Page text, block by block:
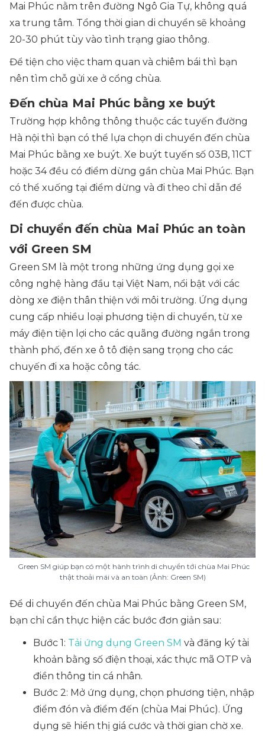
Mai Phúc nằm trên đường Ngô Gia Tự, không quá
xa trung tâm. Tổng thời gian di chuyển sẽ khoảng
20-30 phút tùy vào tình trạng giao thông.
Để tiện cho việc tham quan và chiêm bái thì bạn
nên tìm chỗ gửi xe ở cổng chùa.
Đến chùa Mai Phúc bằng xe buýt
Trường hợp không thông thuộc các tuyến đường
Hà nội thì bạn có thể lựa chọn di chuyển đến chùa
Mai Phúc bằng xe buýt. Xe buýt tuyến số 03B, 11CT
hoặc 34 đều có điểm dừng gần chùa Mai Phúc. Bạn
có thể xuống tại điểm dừng và đi theo chỉ dẫn để
đến được chùa.
Di chuyển đến chùa Mai Phúc an toàn
với Green SM
Green SM là một trong những ứng dụng gọi xe
công nghệ hàng đầu tại Việt Nam, nổi bật với các
dòng xe điện thân thiện với môi trường. Ứng dụng
cung cấp nhiều loại phương tiện di chuyển, từ xe
máy điện tiện lợi cho các quãng đường ngắn trong
thành phố, đến xe ô tô điện sang trọng cho các
chuyến đi xa hoặc công tác.
Green SM giúp bạn có một hành trình di chuyển tới chùa Mai Phúc
thật thoải mái và an toàn (Ảnh: Green SM)
Để di chuyển đến chùa Mai Phúc bằng Green SM,
bạn chỉ cần thực hiện các bước đơn giản sau:
Bước 1: Tải ứng dụng Green SM và đăng ký tài
khoản bằng số điện thoại, xác thực mã OTP và
điền thông tin cá nhân.
Bước 2: Mở ứng dụng, chọn phương tiện, nhập
điểm đón và điểm đến (chùa Mai Phúc). Ứng
dụng sẽ hiển thị giá cước và thời gian chờ xe.